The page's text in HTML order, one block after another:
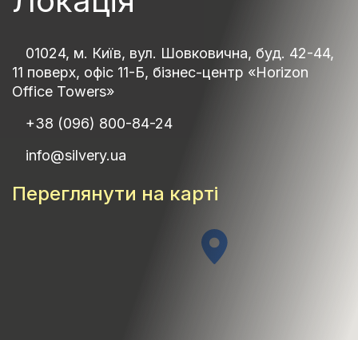
01024, м. Київ, вул. Шовковична, буд. 42-44,
11 поверх, офіс 11-Б, бізнес-центр «Horizon
Office Towers»
+38 (096) 800-84-24
info@silvery.ua
Переглянути на карті